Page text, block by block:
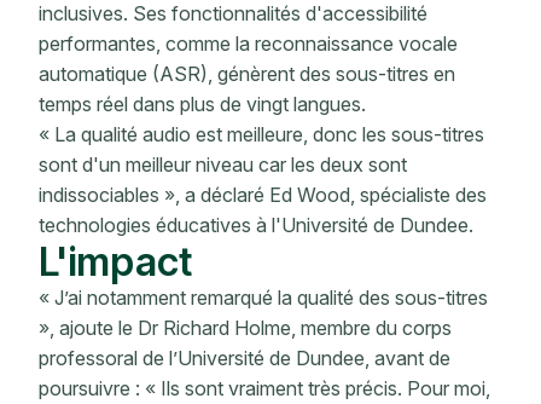
inclusives. Ses fonctionnalités d'accessibilité
performantes, comme la reconnaissance vocale
automatique (ASR), génèrent des sous-titres en
temps réel dans plus de vingt langues.
« La qualité audio est meilleure, donc les sous-titres
sont d'un meilleur niveau car les deux sont
indissociables », a déclaré Ed Wood, spécialiste des
technologies éducatives à l'Université de Dundee.
L'impact
« J’ai notamment remarqué la qualité des sous-titres
», ajoute le Dr Richard Holme, membre du corps
professoral de l’Université de Dundee, avant de
poursuivre : « Ils sont vraiment très précis. Pour moi,